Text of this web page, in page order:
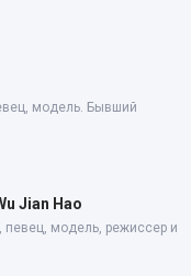
модель. Бывший
Jian Hao
певец, модель, режиссер и